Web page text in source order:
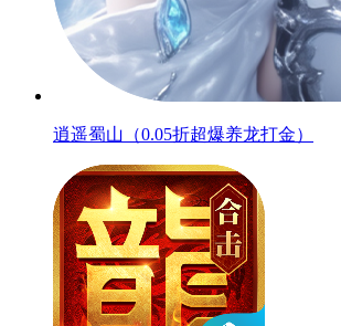
逍遥蜀山（0.05折超爆养龙打金）